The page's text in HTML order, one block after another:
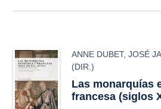
ANNE DUBET,JOSÉ
(DIR.)
Las monarquías
francesa (siglos